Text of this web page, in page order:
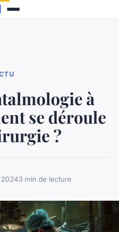
à
se déroule
?
20243 min de lecture